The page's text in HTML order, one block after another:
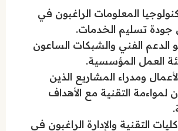
المعلومات الراغبون في
تسليم الخدمات.
الدعم الفني والشبكات الساعون
العمل المؤسسية.
ومدراء المشاريع الذين
لمواءمة التقنية مع الأهداف
التقنية والإدارة الراغبون في